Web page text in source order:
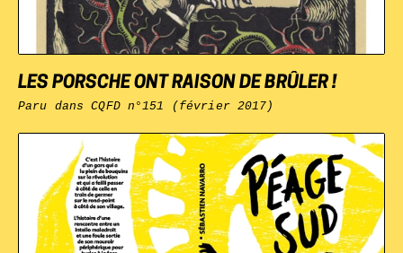
LES PORSCHE ONT RAISON DE BRÛLER !
Paru dansCQFDn°151 (février 2017)